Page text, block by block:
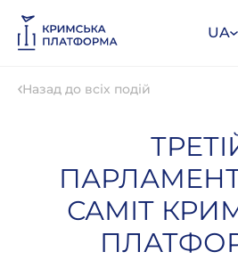
UA
Назад до всіх подій
САМІТ